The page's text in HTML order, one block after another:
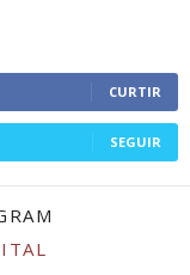
CURTIR
SEGUIR